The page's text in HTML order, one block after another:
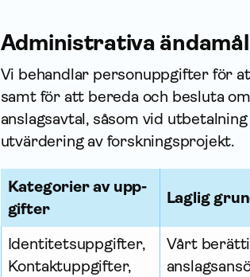
Administrativa ändamål
Vi behandlar person­uppgifter för
samt för att bereda och besluta
anslagsavtal, såsom vid
utvärdering av forsknings­projekt.
Kategorier av upp­
gifter
Laglig
Identitets­uppgifter,
Kontakt­uppgifter,
Vårt